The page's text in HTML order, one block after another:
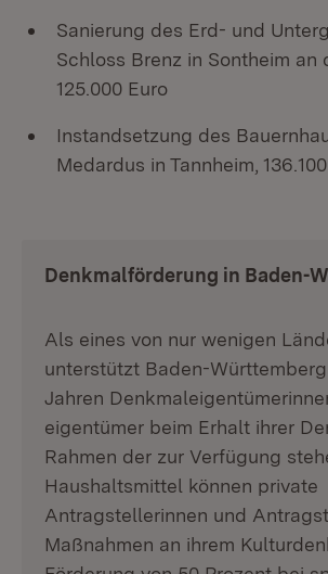
Sanierung des Erd- und
Schloss Brenz in Sontheim an
125.000 Euro
Instandsetzung des
Medardus in Tannheim,
Denkmalförderung in Baden-
Als eines von nur wenigen
unterstützt Baden-
Jahren
eigentümer beim Erhalt ihrer
Rahmen der zur Verfügung
Haushaltsmittel können private
Antragstellerinnen und
Maßnahmen an ihrem